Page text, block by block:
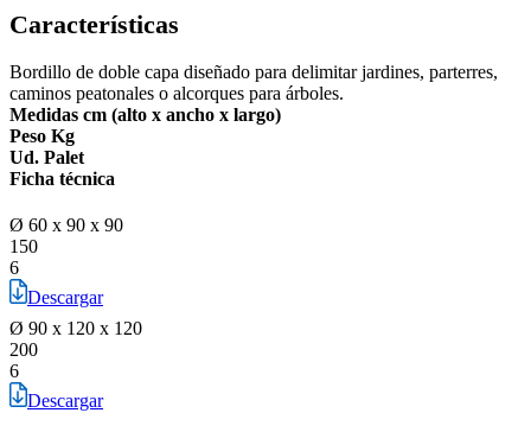
Características
Bordillo de doble capa diseñado para delimitar jardines, parterres,
caminos peatonales o alcorques para árboles.
Medidas cm (alto x ancho x largo)
Peso Kg
Ud. Palet
Ficha técnica
Ø 60 x 90 x 90
150
6
Descargar
Ø 90 x 120 x 120
200
6
Descargar